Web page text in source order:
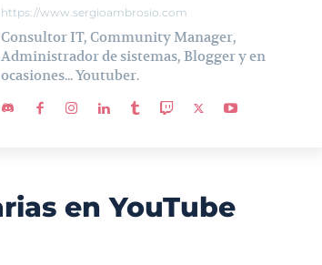
https://www.sergioambrosio.com
Consultor IT, Community Manager,
Administrador de sistemas, Blogger y en
ocasiones... Youtuber.
en YouTube